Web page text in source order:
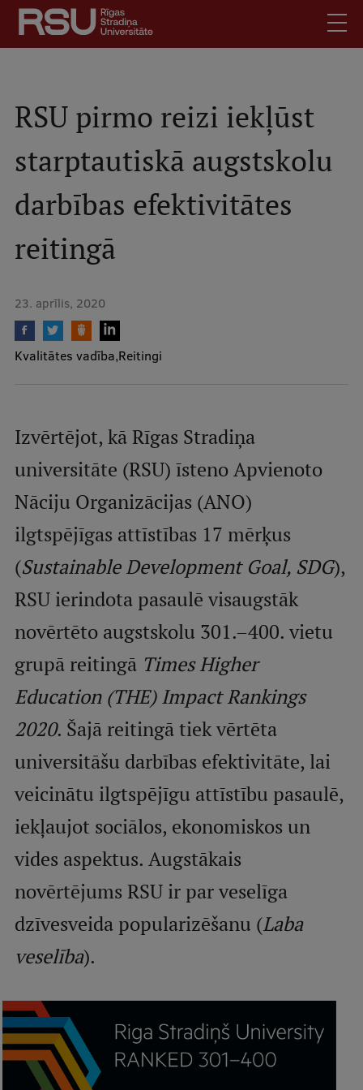
Pārlekt
galveno
saturu
Mobile
augšējā
izvēlne
Studentiem
Absolventiem
Darba devējiem
Kontakti
Vakances
izvēlne
Pamatstudiju programmas
Maģistra studiju programmas
Doktorantūra
Rezidentūra
Uzņemšana
Praktiska informācija
Par RSU
Studentu dzīve
Studiju norises vietas
Fakultātes
Mūsu cilvēki
Stratēģija
Struktūra
Vēsture un tradīcijas
RSU fonds
Aula
Muzeji un ekspozīcijas
RSU pirmo reizi iekļūst
starptautiskā augstskolu
darbības efektivitātes
reitingā
23. aprīlis, 2020
Kvalitātes vadība Reitingi
Izvērtējot, kā Rīgas Stradiņa
universitāte (RSU) īsteno Apvienoto
Nāciju Organizācijas (ANO)
ilgtspējīgas attīstības 17 mērķus
(Sustainable Development Goal, SDG),
RSU ierindota pasaulē visaugstāk
novērtēto augstskolu 301.–400. vietu
grupā reitingāTimes Higher
Education (THE) Impact Rankings
2020. Šajā reitingā tiek vērtēta
universitāšu darbības efektivitāte, lai
veicinātu ilgtspējīgu attīstību pasaulē,
iekļaujot sociālos, ekonomiskos un
vides aspektus. Augstākais
novērtējums RSU ir par veselīga
dzīvesveida popularizēšanu (Laba
veselība).